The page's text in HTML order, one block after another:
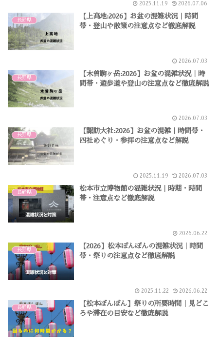
2025.11.19 2026.07.06
長野県
【上高地:2026】お盆の混雑状況｜時間
帯・登山や散策の注意点など徹底解説
2026.07.03
長野県
【木曽駒ヶ岳:2026】お盆の混雑状況｜時
間帯・遊歩道や登山の注意点など徹底解説
2026.07.03
長野県
【諏訪大社:2026】お盆の混雑｜時間帯・
四社めぐり・参拝の注意点など解説
2025.11.19 2026.07.03
長野県
松本市立博物館の混雑状況｜時期・時間
帯・注意点など徹底解説
2026.06.22
長野県
【2026】松本ぼんぼんの混雑状況｜時間
帯・祭りの注意点など徹底解説
2025.11.22 2026.06.22
長野県
【松本ぼんぼん】祭りの所要時間｜見どこ
ろや滞在の目安など徹底解説